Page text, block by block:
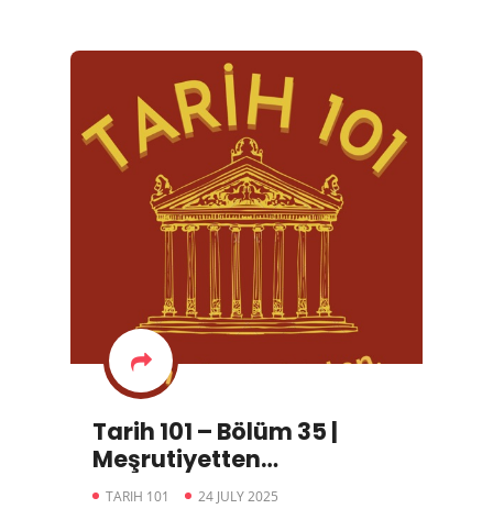
Tarih 101 – Bölüm 35 |
Meşrutiyetten
Cumhuriyete: Türk
Demokrasi Tarihi
TARIH 101 24 JULY 2025